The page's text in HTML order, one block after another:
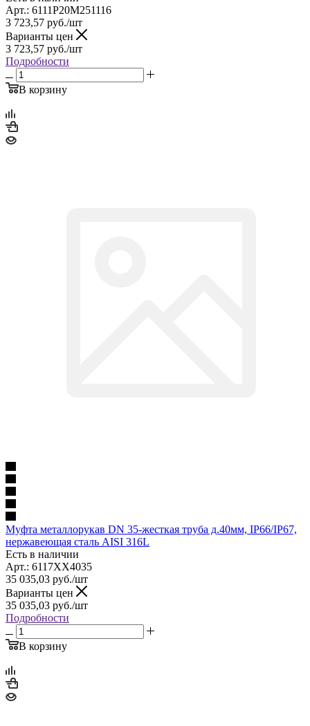
Арт.: 6111P20M251116
3 723,57 руб./шт
Варианты цен
3 723,57 руб./шт
Подробности
В корзину
Муфта металлорукав DN 35-жесткая труба д.40мм, IP66/IP67,
нержавеющая сталь AISI 316L
Есть в наличии
Арт.: 6117XX4035
35 035,03 руб./шт
Варианты цен
35 035,03 руб./шт
Подробности
В корзину